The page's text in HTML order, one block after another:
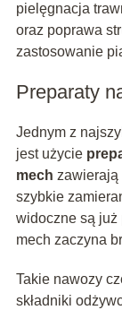
pielęgnacja
oraz poprawa
zastosowanie
Preparaty
Jednym z
jest użycie
mech zawierają
szybkie
widoczne są już
mech zaczyna
Takie nawozy
składniki